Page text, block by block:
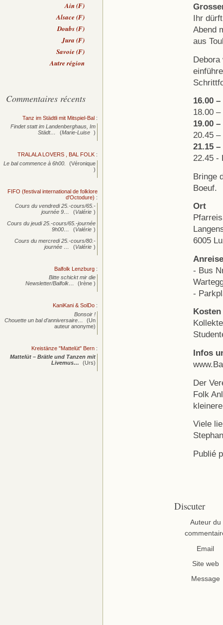
Ihr
Abend
aus
16.00
18.00
19.00
20.45 –
21.15
22.45 -
Bringe
Boeuf.
Ort
6005
- Bus
-
Kosten
Infos
Der
Folk
Viele
Stephan
Publié
Discuter
Auteur du
Email
Site web
Message
Ain (F)
Alsace (F)
Doubs (F)
Jura (F)
Savoie (F)
Autre région
Commentaires récents
Tanz im Städtli mit Mitspiel-Bal :
Findet statt im Landenberghaus, Im
Städt…
(Marie-Luise )
TRALALA LOVERS , BAL FOLK :
Le bal commence à 6h00.
(Véronique
)
FIFO (festival international de folklore
d'Octodure) :
Cours du vendredi 25.-cours/65.-
journée 9… (Valérie )
Cours du jeudi 25.-cours/65.-journée
9h00…
(Valérie )
Cours du mercredi 25.-cours/80.-
journée … (Valérie )
Balfolk Lenzburg :
Bitte schickt mir die
Newsletter/Balfolk…
(Irène )
KaniKani & SolDo :
Bonsoir !
Chouette un bal d’anniversaire…
(Un
auteur anonyme)
Kreistänze "Mattelüt" Bern :
Mattelüt – Brätle und Tanzen mit
Livemus…
(Urs)